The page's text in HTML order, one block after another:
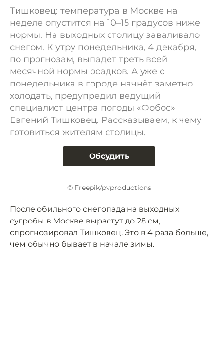
Тишковец: температура в Москве на
неделе опустится на 10–15 градусов ниже
нормы. На выходных столицу заваливало
снегом. К утру понедельника, 4 декабря,
по прогнозам, выпадет треть всей
месячной нормы осадков. А уже с
понедельника в городе начнёт заметно
холодать, предупредил ведущий
специалист центра погоды «Фобос»
Евгений Тишковец. Рассказываем, к чему
готовиться жителям столицы.
Обсудить
© Freepik/pvproductions
После обильного снегопада на выходных
сугробы в Москве вырастут до 28 см,
спрогнозировал Тишковец. Это в 4 раза больше,
чем обычно бывает в начале зимы.